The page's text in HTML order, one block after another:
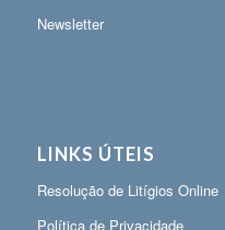
Newsletter
LINKS ÚTEIS
Resolução de Litígios Online
Política de Privacidade